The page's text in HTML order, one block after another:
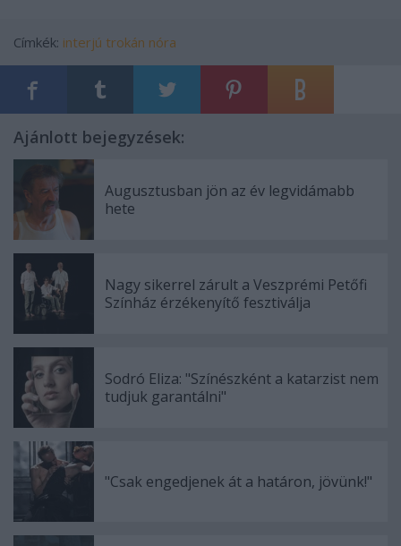
Címkék: interjú trokán nóra
Ajánlott bejegyzések:
Augusztusban jön az év legvidámabb
hete
Nagy sikerrel zárult a Veszprémi Petőfi
Színház érzékenyítő fesztiválja
Sodró Eliza: "Színészként a katarzist nem
tudjuk garantálni"
"Csak engedjenek át a határon, jövünk!"